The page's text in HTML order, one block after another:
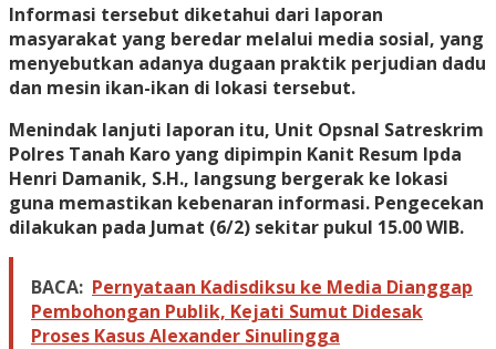
Informasi tersebut diketahui dari laporan
masyarakat yang beredar melalui media sosial, yang
menyebutkan adanya dugaan praktik perjudian dadu
dan mesin ikan-ikan di lokasi tersebut.
Menindak lanjuti laporan itu, Unit Opsnal Satreskrim
Polres Tanah Karo yang dipimpin Kanit Resum Ipda
Henri Damanik, S.H., langsung bergerak ke lokasi
guna memastikan kebenaran informasi. Pengecekan
dilakukan pada Jumat (6/2) sekitar pukul 15.00 WIB.
BACA: Pernyataan Kadisdiksu ke Media Dianggap
Pembohongan Publik, Kejati Sumut Didesak
Proses Kasus Alexander Sinulingga